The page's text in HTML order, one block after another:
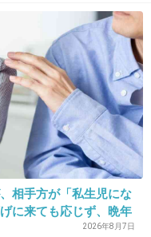
コ良くなったと思
しテレビの中でも
相手方が「私生児にな
に来ても応じず、晩年
一生復讐になる」「こ
2026年8月7日